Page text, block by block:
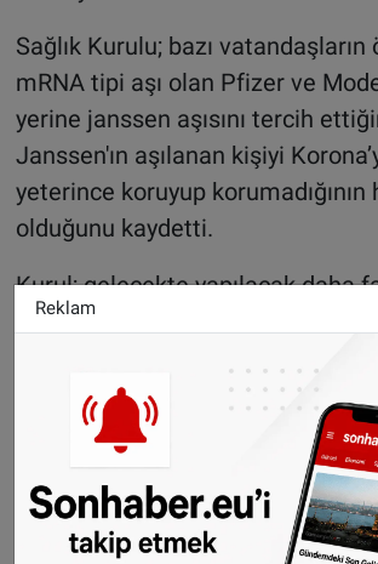
Sağlık Kurulu; bazı vatandaşların
mRNA tipi aşı olan Pfizer ve
yerine janssen aşısını tercih
Janssen'ın aşılanan kişiyi
yeterince koruyup
olduğunu kaydetti.
Kurul; gelecekte yapılacak daha
sayesinde yeni bilimsel veriler elde
değerlendirme yapılmasının
açıkladı.
Sonhaber'i artık Telegram'da da
edebilirsiniz:t.me/sonhabereu
Reklam